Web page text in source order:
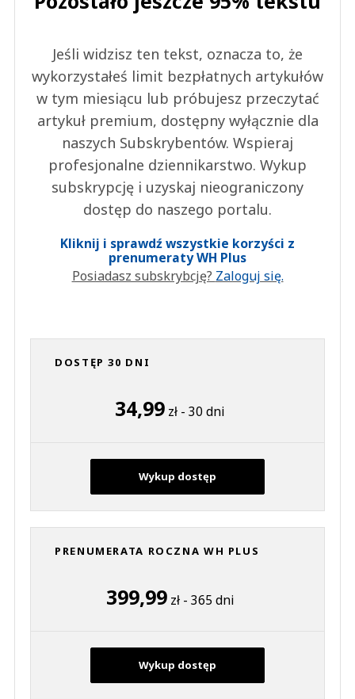
Jeśli widzisz ten tekst, oznacza to, że
wykorzystałeś limit bezpłatnych artykułów
w tym miesiącu lub próbujesz przeczytać
artykuł premium, dostępny wyłącznie dla
naszych Subskrybentów. Wspieraj
profesjonalne dziennikarstwo. Wykup
subskrypcję i uzyskaj nieograniczony
dostęp do naszego portalu.
Kliknij i sprawdź wszystkie korzyści z
prenumeraty WH Plus
Posiadasz subskrybcję? Zaloguj się.
DOSTĘP 30 DNI
34,99 zł - 30 dni
Wykup dostęp
PRENUMERATA ROCZNA WH PLUS
399,99zł - 365 dni
Wykup dostęp